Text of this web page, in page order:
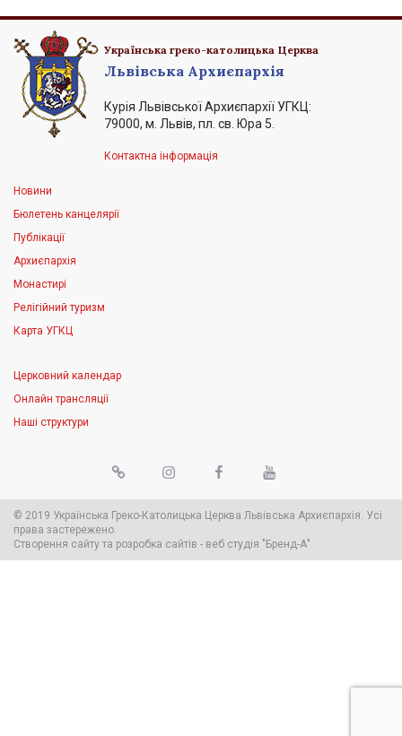
Українська греко-католицька Церква
Львівська Архиєпархія
Курія Львівської Архиєпархії УГКЦ:
79000, м. Львів, пл. св. Юра 5.
Контактна інформація
Новини
Бюлетень канцелярії
Публікації
Архиєпархія
Монастирі
Релігійний туризм
Карта УГКЦ
Церковний календар
Онлайн трансляції
Наші структури
© 2019 Українська Греко-Католицька Церква Львівська Архиєпархія. Усі
права застережено.
Створення сайту та розробка сайтів - веб студія "Бренд-А"